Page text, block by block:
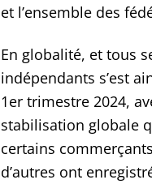
et l’ensemble des
En globalité, et tous
indépendants s’est
1er trimestre 2024,
stabilisation globale
certains
d’autres ont